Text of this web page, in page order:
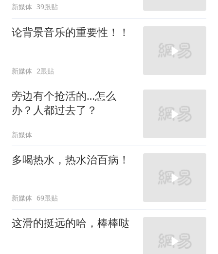
新媒体 39跟贴
论背景音乐的重要性！！
新媒体 2跟贴
旁边有个抢活的…怎么
办？人都过去了？
新媒体
多喝热水，热水治百病！
新媒体 69跟贴
这滑的挺远的哈，棒棒哒